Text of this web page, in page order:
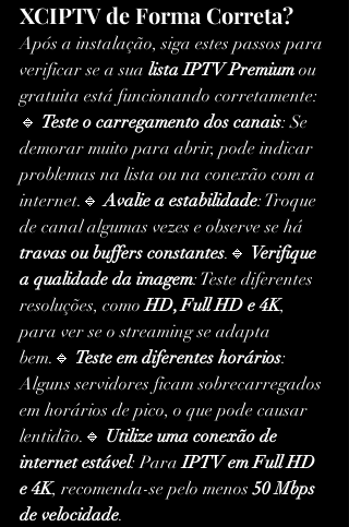
XCIPTV de Forma Correta?
Após a instalação, siga estes passos para
verificar se a sua lista IPTV Premium ou
gratuita está funcionando corretamente:
🔹 Teste o carregamento dos canais: Se
demorar muito para abrir, pode indicar
problemas na lista ou na conexão com a
internet.🔹 Avalie a estabilidade: Troque
de canal algumas vezes e observe se há
travas ou buffers constantes.🔹 Verifique
a qualidade da imagem: Teste diferentes
resoluções, como HD, Full HD e 4K,
para ver se o streaming se adapta
bem.🔹 Teste em diferentes horários:
Alguns servidores ficam sobrecarregados
em horários de pico, o que pode causar
lentidão.🔹 Utilize uma conexão de
internet estável: Para IPTV em Full HD
e 4K, recomenda-se pelo menos 50 Mbps
de velocidade.